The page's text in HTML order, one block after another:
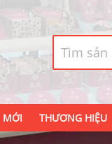
MỚI THƯƠNG HIỆU